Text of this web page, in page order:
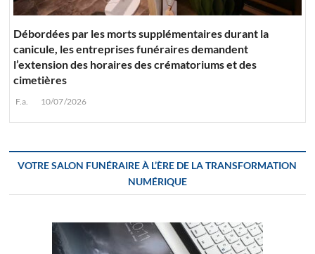
Débordées par les morts supplémentaires durant la
canicule, les entreprises funéraires demandent
l’extension des horaires des crématoriums et des
cimetières
F.a. 10/07/2026
VOTRE SALON FUNÉRAIRE À L’ÈRE DE LA TRANSFORMATION
NUMÉRIQUE